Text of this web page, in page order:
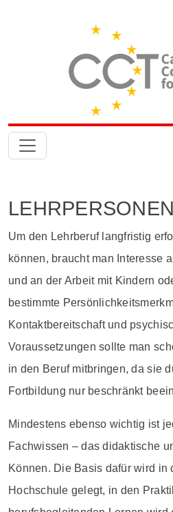
Um den Lehrberuf langfristig
können, braucht man Interesse
und an der Arbeit mit Kindern
bestimmte
Kontaktbereitschaft und
Voraussetzungen sollte man
in den Beruf mitbringen, da sie
Fortbildung nur beschränkt
Mindestens ebenso wichtig ist
Fachwissen – das didaktische
Können. Die Basis dafür wird in
Hochschule gelegt, in den